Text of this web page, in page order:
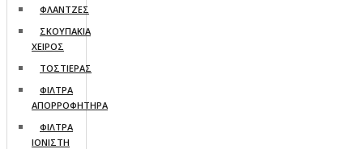
ΦΛΑΝΤΖΕΣ
ΣΚΟΥΠΑΚΙΑ
ΧΕΙΡΟΣ
ΤΟΣΤΙΕΡΑΣ
ΦΙΛΤΡΑ
ΑΠΟΡΡΟΦΗΤΗΡΑ
ΦΙΛΤΡΑ
ΙΟΝΙΣΤΗ